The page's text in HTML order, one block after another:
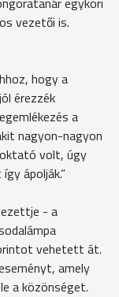
vezetői is.
hogy a
érezzék
a
nagyon-nagyon
volt, úgy
ápolják.”
- a
vehetett át.
amely
a közönséget.